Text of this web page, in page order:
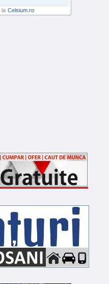
la Celsium.ro